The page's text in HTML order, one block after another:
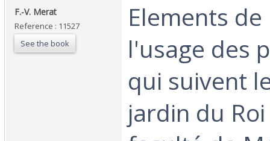
‎F.-V. Merat‎
Reference : 11527
See the book
‎Elements
l'usage des
qui suivent
jardin du